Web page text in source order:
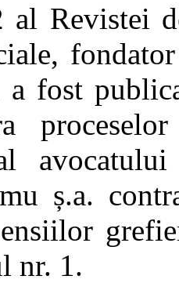
al Revistei
a fost
ș.a.
nr. 1.